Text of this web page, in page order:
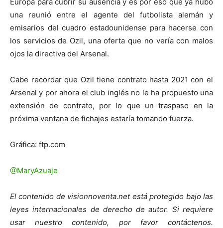
una reunió entre el agente del futbolista alemán y
emisarios del cuadro estadounidense para hacerse con
los servicios de Ozil, una oferta que no vería con malos
ojos la directiva del Arsenal.
Cabe recordar que Ozil tiene contrato hasta 2021 con el
Arsenal y por ahora el club inglés no le ha propuesto una
extensión de contrato, por lo que un traspaso en la
próxima ventana de fichajes estaría tomando fuerza.
Gráfica: ftp.com
@MaryAzuaje
El contenido de visionnoventa.net está protegido bajo las
leyes internacionales de derecho de autor. Si requiere
usar nuestro contenido, por favor contáctenos.